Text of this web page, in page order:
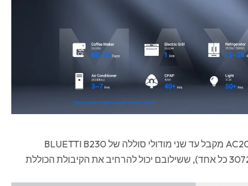
עם שתי יציאות הרחבה, ה-AC200MAX מקבל עד שני מודולי סוללה של BLUETTI B230
(2048Wh כל אחד) או B300 (3072Wh כל אחד), ששילובם יכול להרחיב את הקיבולת הכוללת